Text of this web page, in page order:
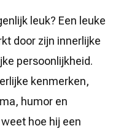
leuk? Een leuke
door zijn innerlijke
persoonlijkheid.
kenmerken,
humor en
hoe hij een